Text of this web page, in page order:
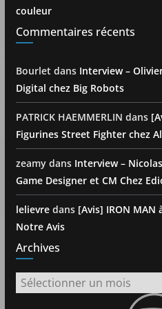
couleur
Commentaires récents
Bourlet dans Interview –
Digital chez Big Robots
PATRICK HAEMMERLIN dans
Figurines Street Fighter chez
zeamydans Interview –
Game Designer et CM Chez
lelievredans [Avis] IRON MAN
Notre Avis
Archives
Archives